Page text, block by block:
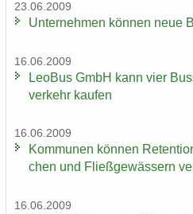
23.06.2009
Un­ter­neh­men kön­nen neue
16.06.2009
LeoBus GmbH kann vier
ver­kehr kau­fen
16.06.2009
Kom­mu­nen kön­nen
chen und Fließ­ge­wäs­sern
16.06.2009